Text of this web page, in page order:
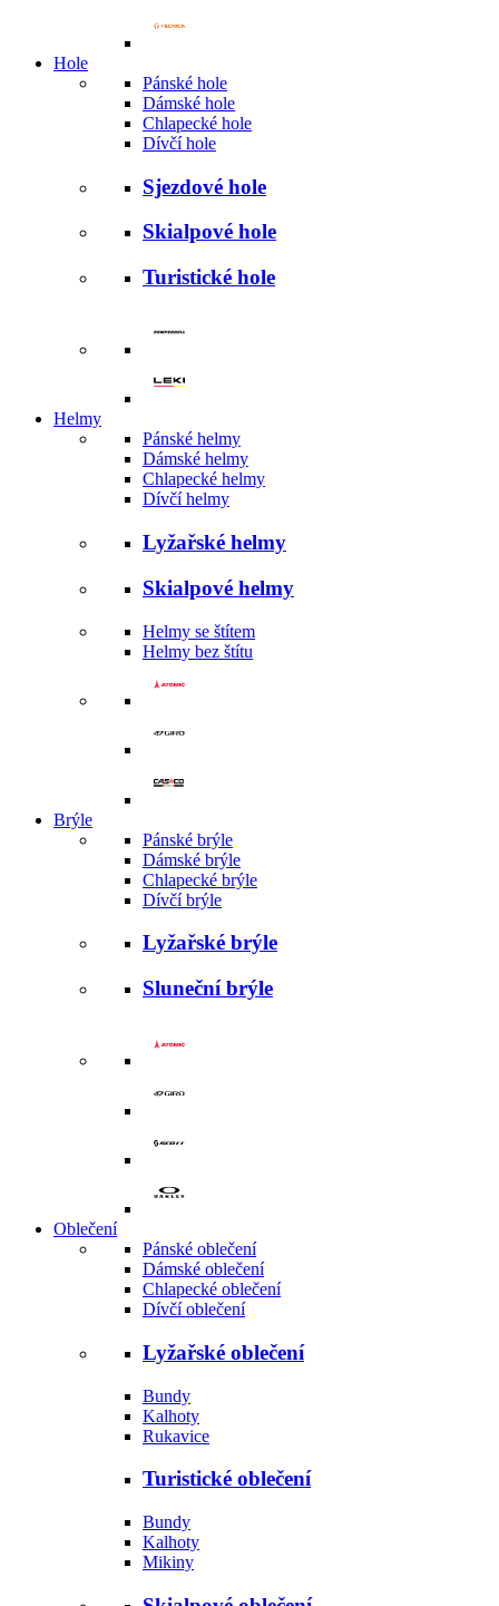
Hole
Pánské hole
Dámské hole
Chlapecké hole
Dívčí hole
Sjezdové hole
Skialpové hole
Turistické hole
Helmy
Pánské helmy
Dámské helmy
Chlapecké helmy
Dívčí helmy
Lyžařské helmy
Skialpové helmy
Helmy se štítem
Helmy bez štítu
Brýle
Pánské brýle
Dámské brýle
Chlapecké brýle
Dívčí brýle
Lyžařské brýle
Sluneční brýle
Oblečení
Pánské oblečení
Dámské oblečení
Chlapecké oblečení
Dívčí oblečení
Lyžařské oblečení
Bundy
Kalhoty
Rukavice
Turistické oblečení
Bundy
Kalhoty
Mikiny